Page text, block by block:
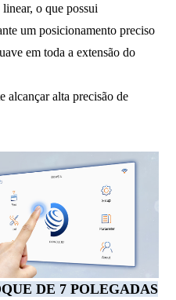
o que possui
um posicionamento preciso
em toda a extensão do
alcançar alta precisão de
DE 7 POLEGADAS